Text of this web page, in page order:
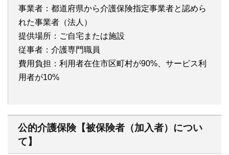
事業者：都道府県から介護保険指定事業者と認めら
れた事業者（法人）
提供場所：ご自宅または施設
従事者：介護専門職員
費用負担：利用者在住市区町村が90%、サービス利
用者が10%
公的介護保険【被保険者（加入者）につい
て】